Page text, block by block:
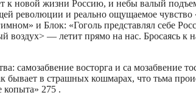
к новой жизни Россию, и небы­ валый
революции и реально ощущаемое
и Блок: «Гоголь представлял себе
воздух> — летит прямо на нас. Бросаясь
самозабвение восторга и са­ мозабвение
бывает в страшных кошмарах, что тьма
копыта» 275 .